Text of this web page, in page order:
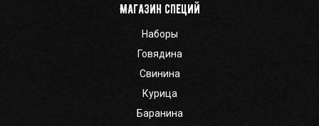
Магазин специй
Наборы
Говядина
Свинина
Курица
Баранина